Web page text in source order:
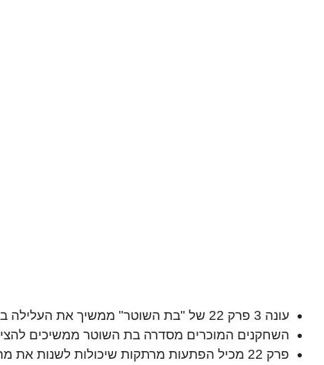
עונה 3 פרק 22 של "בת השוטר" ממשיך את העלילה בצפיפות והמתח.
השחקנים המוכרים מסדרה בת השוטר ממשיכים
פרק 22 מכיל הפתעות מרתקות שיכולות לשנות את מהלך הסיפור ולקשט את העלילה.